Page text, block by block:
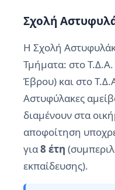
Σχολή
Η Σχολή
Τμήματα: στο
Έβρου) και στο
Αστυφύλακες
διαμένουν στα
αποφοίτηση
για8 έτη
εκπαίδευσης).